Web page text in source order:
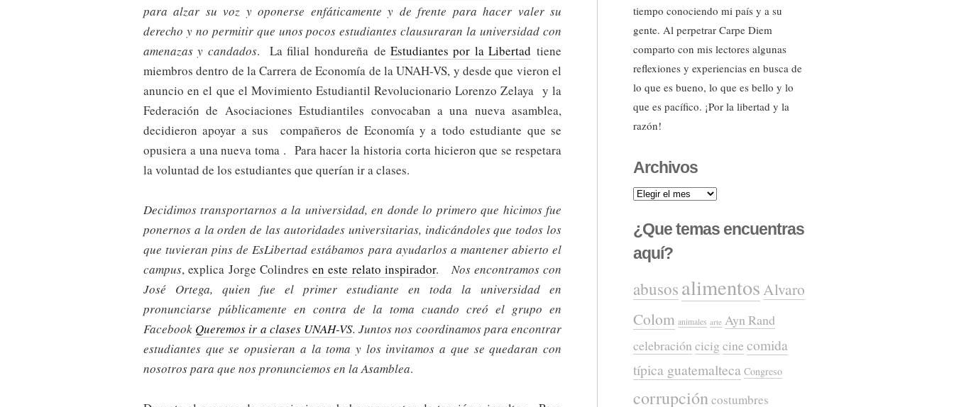
para alzar su voz y oponerse enfáticamente y de frente para hacer valer su
derecho y no permitir que unos pocos estudiantes clausuraran la universidad con
amenazas y candados. La filial hondureña de Estudiantes por la Libertad tiene
miembros dentro de la Carrera de Economía de la UNAH-VS, y desde que vieron el
anuncio en el que el Movimiento Estudiantil Revolucionario Lorenzo Zelaya y la
Federación de Asociaciones Estudiantiles convocaban a una nueva asamblea,
decidieron apoyar a sus compañeros de Economía y a todo estudiante que se
opusiera a una nueva toma . Para hacer la historia corta hicieron que se respetara
la voluntad de los estudiantes que querían ir a clases.
Decidimos transportarnos a la universidad, en donde lo primero que hicimos fue
ponernos a la orden de las autoridades universitarias, indicándoles que todos los
que tuvieran pins de EsLibertad estábamos para ayudarlos a mantener abierto el
campus, explica Jorge Colindres en este relato inspirador. Nos encontramos con
José Ortega, quien fue el primer estudiante en toda la universidad en
pronunciarse públicamente en contra de la toma cuando creó el grupo en
Facebook Queremos ir a clases UNAH-VS. Juntos nos coordinamos para encontrar
estudiantes que se opusieran a la toma y los invitamos a que se quedaran con
nosotros para que nos pronunciemos en la Asamblea.
tiempo conociendo mi país y a su
gente. Al perpetrar Carpe Diem
comparto con mis lectores algunas
reflexiones y experiencias en busca de
lo que es bueno, lo que es bello y lo
que es pacífico. ¡Por la libertad y la
razón!
Archivos
Archivos
¿Que temas encuentras
aquí?
abusos alimentosAlvaro
Colom animales arte Ayn Rand
celebración cicig cine comida
típica guatemalteca Congreso
corrupcióncostumbres